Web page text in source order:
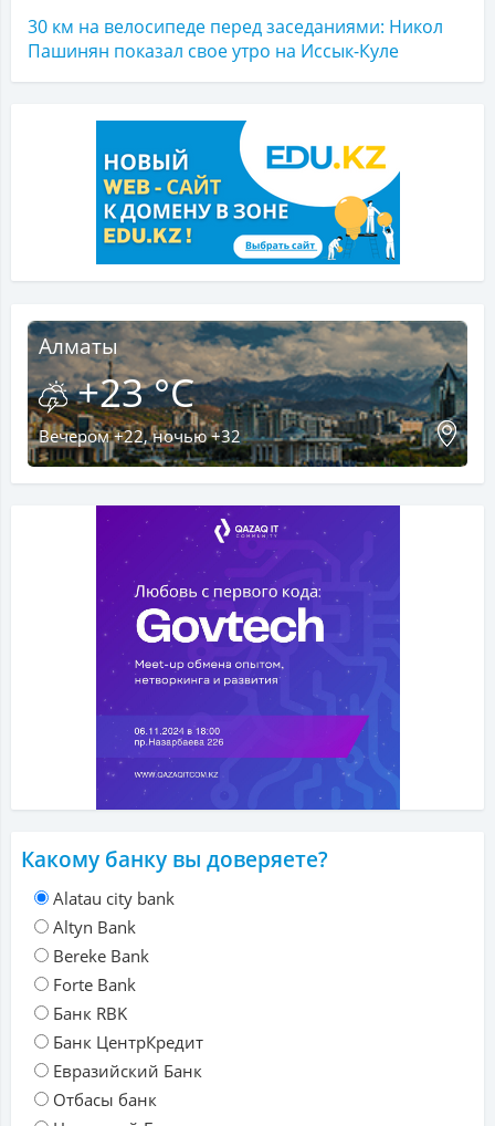
30 км на велосипеде перед заседаниями: Никол
Пашинян показал свое утро на Иссык-Куле
Алматы
+23 °C
Вечером +22, ночью +32
Какому банку вы доверяете?
Alatau city bank
Altyn Bank
Bereke Bank
Forte Bank
Банк RBK
Банк ЦентрКредит
Евразийский Банк
Отбасы банк